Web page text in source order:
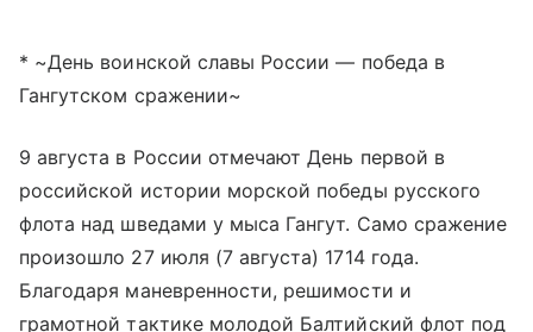
* ~День воинской славы России — победа в
Гангутском сражении~
9 августа в России отмечают День первой в
российской истории морской победы русского
флота над шведами у мыса Гангут. Само сражение
произошло 27 июля (7 августа) 1714 года.
Благодаря маневренности, решимости и
грамотной тактике молодой Балтийский флот под